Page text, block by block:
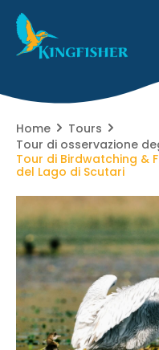
Home
Tours
Tour di osservazione
Tour di Birdwatching &
del Lago di Scutari